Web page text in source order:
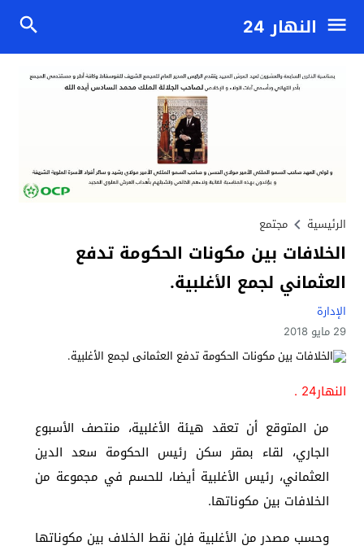
النهار 24
الرئيسية مجتمع
الخلافات بين مكونات الحكومة تدفع
العثماني لجمع الأغلبية.
الإدارة
29 مايو 2018
النهار24 .
من المتوقع أن تعقد هيئة الأغلبية، منتصف الأسبوع
الجاري، لقاء بمقر سكن رئيس الحكومة سعد الدين
العثماني، رئيس الأغلبية أيضا، للحسم في مجموعة من
الخلافات بين مكوناتها.
وحسب مصدر من الأغلبية فإن نقط الخلاف بين مكوناتها